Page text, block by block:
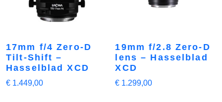
17mm f/4 Zero-D
Tilt-Shift –
Hasselblad XCD
€ 1.449,00
19mm f/2.8 Zero-D
lens – Hasselblad
XCD
€ 1.299,00